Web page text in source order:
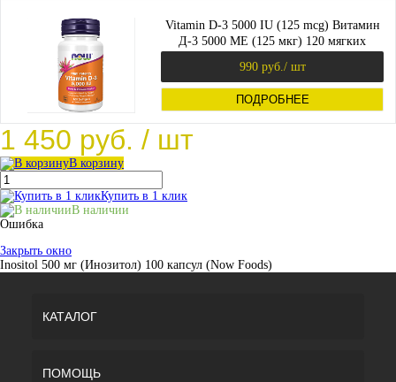
Vitamin D-3 5000 IU (125 mcg) Витамин
Д-3 5000 МЕ (125 мкг) 120 мягких
990 руб. / шт
ПОДРОБНЕЕ
1 450 руб. / шт
В корзину
Купить в 1 клик
В наличии
Ошибка
Закрыть окно
Inositol 500 мг (Инозитол) 100 капсул (Now Foods)
КАТАЛОГ
ПОМОЩЬ